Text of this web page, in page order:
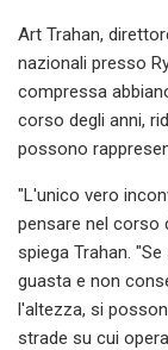
Art Trahan,
nazionali presso
compressa
corso degli anni,
possono
"L'unico vero
pensare nel corso
spiega Trahan.
guasta e non
l'altezza, si
strade su cui